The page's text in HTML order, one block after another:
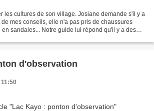
les cultures de son village. Josiane demande s'il y a
mes conseils, elle n'a pas pris de chaussures
sandales... Notre guide lui répond qu'il y a des
d'observation